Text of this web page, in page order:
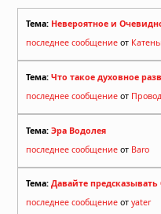
Тема: Невероятное и
последнее сообщение от
Тема: Что такое духовное
последнее сообщение от
Тема: Эра Водолея
последнее сообщение от Baro
Тема: Давайте
последнее сообщение от yater